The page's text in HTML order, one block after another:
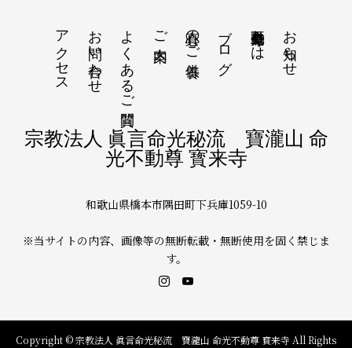
お知らせ
命光不動尊とは
ブログ
真心のご供養
ご案内
よくあるご質問
お問い合わせ
アクセス
宗教法人 眞言命光秘流 寶瀧山 命
光不動尊 寳来寺
和歌山県橋本市隅田町下兵庫1059-10
※当サイトの内容、画像等の無断転載・無断使用を固く禁じま
す。
Copyright © 宗教法人 眞言命光秘流 寶瀧山 命光不動尊 寳来寺 All Rights